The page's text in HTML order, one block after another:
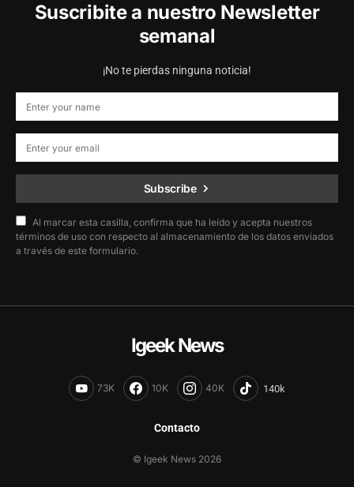
Suscribite a nuestro Newsletter
semanal
¡No te pierdas ninguna noticia!
Subscribe
Al marcar esta casilla, confirma que ha leído y acepta nuestros
términos de uso con respecto al almacenamiento de los datos enviados
a través de este formulario.
Igeek News
73K 10K 40K
Contacto
© Igeek News 2026